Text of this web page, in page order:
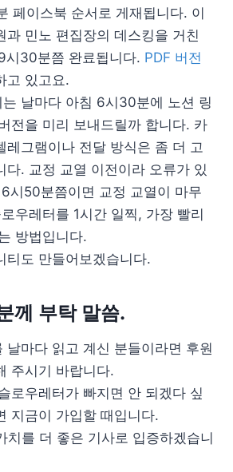
페이스북 순서로 게재됩니다. 이
과 민노 편집장의 데스킹을 거친
시30분쯤 완료됩니다. PDF 버전
고 있고요.
는 날마다 아침 6시30분에 노션 링
전을 미리 보내드릴까 합니다. 카
레그램이나 전달 방식은 좀 더 고
다. 교정 교열 이전이라 오류가 있
시50분쯤이면 교정 교열이 마무
우레터를 1시간 일찍, 가장 빨리
방법입니다.
티도 만들어보겠습니다.
께 부탁 말씀.
날마다 읽고 계신 분들이라면 후원
주시기 바랍니다.
로우레터가 빠지면 안 되겠다 싶
지금이 가입할 때입니다.
치를 더 좋은 기사로 입증하겠습니